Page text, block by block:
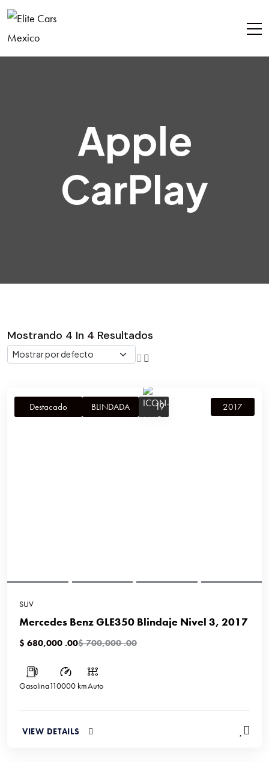
Apple
CarPlay
Mostrando 4 In 4 Resultados
Destacado BLINDADA 19 2017
SUV
Mercedes Benz GLE350 Blindaje Nivel 3, 2017
$ 680,000 .00$ 700,000 .00
Gasolina110000 kmAuto
VIEW DETAILS